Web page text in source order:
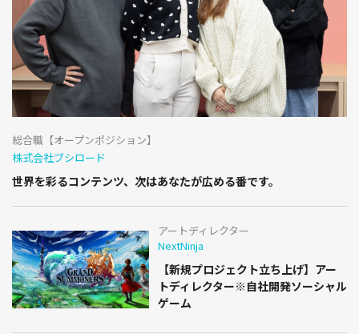
総合職【オープンポジション】
株式会社ブシロード
世界を彩るコンテンツ、次はあなたが広める番です。
アートディレクター
NextNinja
【新規プロジェクト立ち上げ】アー
トディレクター※自社開発ソーシャル
ゲーム